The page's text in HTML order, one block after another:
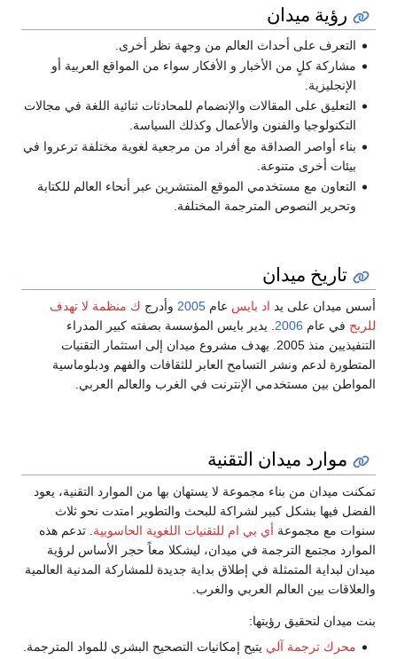
رؤية ميدان
التعرف على أحداث العالم من وجهة نظر أخرى.
مشاركة كلٍ من الأخبار و الأفكار سواء من المواقع العربية أو
الإنجليزية.
التعليق على المقالات والإنضمام للمحادثات ثنائية اللغة في مجالات
التكنولوجيا والفنون والأعمال وكذلك السياسة.
بناء أواصر الصداقة مع أفراد من مرجعية لغوية مختلفة ترعروا في
بيئات أخرى متنوعة.
التعاون مع مستخدمي الموقع المنتشرين عبر أنحاء العالم للكتابة
وتحرير النصوص المترجمة المختلفة.
تاريخ ميدان
أسس ميدان على يد اد بايس عام 2005 وأدرج ك منظمة لا تهدف
للربح في عام 2006. يدير بايس المؤسسة بصفته كبير المدراء
التنفيذيين منذ 2005. يهدف مشروع ميدان إلى استثمار التقنيات
المتطورة لدعم ونشر التسامح العابر للثقافات والفهم ودبلوماسية
المواطن بين مستخدمي الإنترنت في الغرب والعالم العربي.
موارد ميدان التقنية
تمكنت ميدان من بناء مجموعة لا يستهان بها من الموارد التقنية، يعود
الفضل فيها بشكل كبير لشراكة للبحث والتطوير امتدت نحو ثلاث
سنوات مع مجموعة أي بي ام للتقنيات اللغوية الحاسوبية . تدعم هذه
الموارد مجتمع الترجمة في ميدان، ليشكلا معاً حجر الأساس لرؤية
ميدان لبداية المتمثلة في إطلاق بداية جديدة للمشاركة المدنية العالمية
والعلاقات بين العالم العربي والغرب.
بنت ميدان لتحقيق رؤيتها:
محرك ترجمة آلي يتيح إمكانيات التصحيح البشري للمواد المترجمة.